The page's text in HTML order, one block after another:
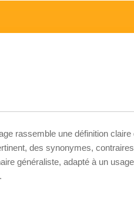
rassemble une définition claire
des synonymes,
généraliste, adapté à un